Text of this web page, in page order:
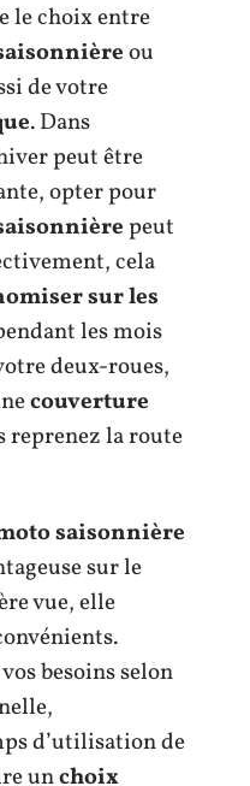
le choix entre
ou
de votre
. Dans
peut être
opter pour
peut
cela
sur les
les mois
deux-roues,
couverture
reprenez la route
saisonnière
sur le
vue, elle
besoins selon
d’utilisation de
unchoix